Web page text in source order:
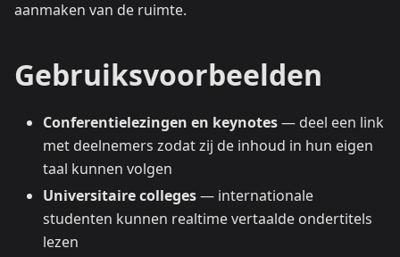
aanmaken van de ruimte.
Gebruiksvoorbeelden
Conferentielezingen en keynotes— deel een link
met deelnemers zodat zij de inhoud in hun eigen
taal kunnen volgen
Universitaire colleges— internationale
studenten kunnen realtime vertaalde ondertitels
lezen